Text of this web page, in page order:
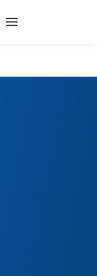
Menü